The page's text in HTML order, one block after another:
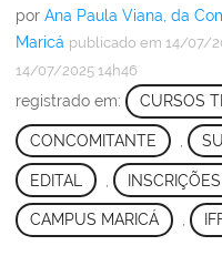
por Ana Paula Viana, da
Maricá publicado em 14/07/
14/07/2025 14h46
registrado em: CURSOS
CONCOMITANTE
EDITAL
CAMPUS MARICÁ ,